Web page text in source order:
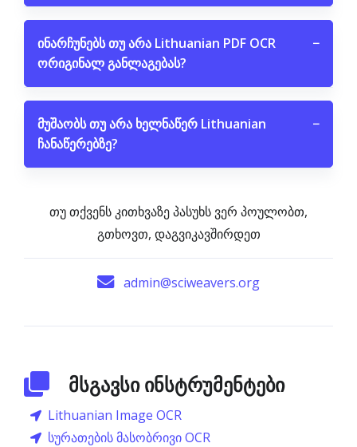
ინარჩუნებს თუ არა Lithuanian PDF OCR
ორიგინალ განლაგებას?
−
მუშაობს თუ არა ხელნაწერ Lithuanian
ჩანაწერებზე?
−
თუ თქვენს კითხვაზე პასუხს ვერ პოულობთ,
გთხოვთ, დაგვიკავშირდეთ
admin@sciweavers.org
მსგავსი ინსტრუმენტები
Lithuanian Image OCR
სურათების მასობრივი OCR